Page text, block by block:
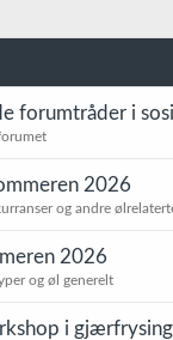
forumtråder i
2026
og andre
2026
og øl generelt
i